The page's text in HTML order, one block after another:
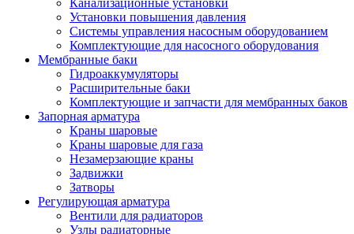
Установки повышения давления
Системы управления насосным оборудованием
Комплектующие для насосного оборудования
Мембранные баки
Гидроаккумуляторы
Расширительные баки
Комплектующие и запчасти для мембранных баков
Запорная арматура
Краны шаровые
Краны шаровые для газа
Незамерзающие краны
Задвижки
Затворы
Регулирующая арматура
Вентили для радиаторов
Узлы радиаторные